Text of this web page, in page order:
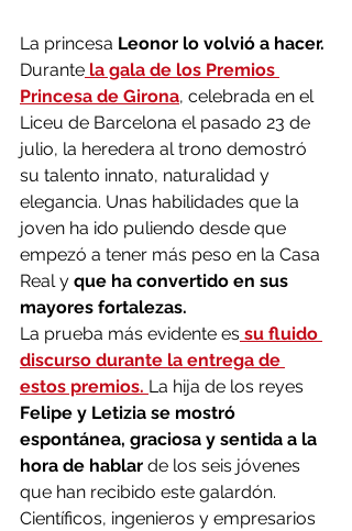
La princesa Leonor lo volvió a hacer.
Durante la gala de los Premios
Princesa de Girona, celebrada en el
Liceu de Barcelona el pasado 23 de
julio, la heredera al trono demostró
su talento innato, naturalidad y
elegancia. Unas habilidades que la
joven ha ido puliendo desde que
empezó a tener más peso en la Casa
Real y que ha convertido en sus
mayores fortalezas.
La prueba más evidente es su fluido
discurso durante la entrega de
estos premios. La hija de los reyes
Felipe y Letizia se mostró
espontánea, graciosa y sentida a la
hora de hablar de los seis jóvenes
que han recibido este galardón.
Científicos, ingenieros y empresarios